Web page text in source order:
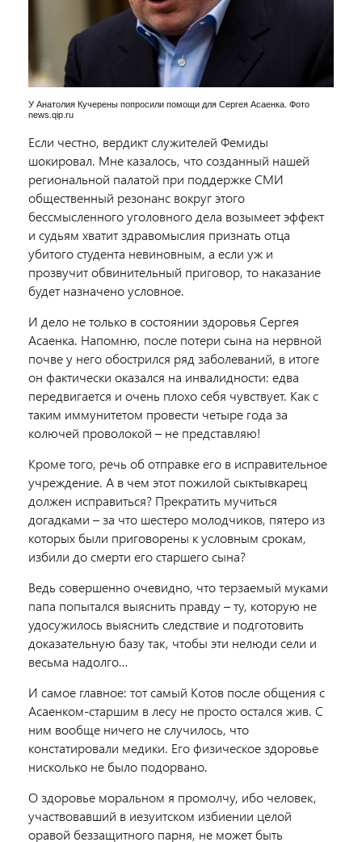
У Анатолия Кучерены попросили помощи для Сергея Асаенка. Фото
news.qip.ru
Если честно, вердикт служителей Фемиды
шокировал. Мне казалось, что созданный нашей
региональной палатой при поддержке СМИ
общественный резонанс вокруг этого
бессмысленного уголовного дела возымеет эффект
и судьям хватит здравомыслия признать отца
убитого студента невиновным, а если уж и
прозвучит обвинительный приговор, то наказание
будет назначено условное.
И дело не только в состоянии здоровья Сергея
Асаенка. Напомню, после потери сына на нервной
почве у него обострился ряд заболеваний, в итоге
он фактически оказался на инвалидности: едва
передвигается и очень плохо себя чувствует. Как с
таким иммунитетом провести четыре года за
колючей проволокой – не представляю!
Кроме того, речь об отправке его в исправительное
учреждение. А в чем этот пожилой сыктывкарец
должен исправиться? Прекратить мучиться
догадками – за что шестеро молодчиков, пятеро из
которых были приговорены к условным срокам,
избили до смерти его старшего сына?
Ведь совершенно очевидно, что терзаемый муками
папа попытался выяснить правду – ту, которую не
удосужилось выяснить следствие и подготовить
доказательную базу так, чтобы эти нелюди сели и
весьма надолго…
И самое главное: тот самый Котов после общения с
Асаенком-старшим в лесу не просто остался жив. С
ним вообще ничего не случилось, что
констатировали медики. Его физическое здоровье
нисколько не было подорвано.
О здоровье моральном я промолчу, ибо человек,
участвовавший в иезуитском избиении целой
оравой беззащитного парня, не может быть